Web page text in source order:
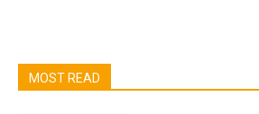
MOST READ